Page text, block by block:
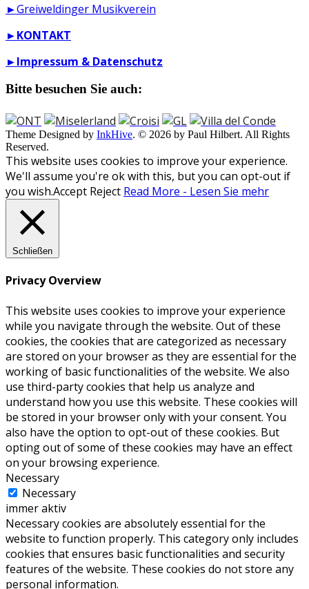
►Greiweldinger Musikverein
►KONTAKT
►Impressum & Datenschutz
Bitte besuchen Sie auch:
Theme Designed by InkHive. © 2026 by Paul Hilbert. All Rights
Reserved.
This website uses cookies to improve your experience.
We'll assume you're ok with this, but you can opt-out if
you wish.Accept Reject Read More - Lesen Sie mehr
Schließen
Privacy Overview
This website uses cookies to improve your experience
while you navigate through the website. Out of these
cookies, the cookies that are categorized as necessary
are stored on your browser as they are essential for the
working of basic functionalities of the website. We also
use third-party cookies that help us analyze and
understand how you use this website. These cookies will
be stored in your browser only with your consent. You
also have the option to opt-out of these cookies. But
opting out of some of these cookies may have an effect
on your browsing experience.
Necessary
Necessary
immer aktiv
Necessary cookies are absolutely essential for the
website to function properly. This category only includes
cookies that ensures basic functionalities and security
features of the website. These cookies do not store any
personal information.